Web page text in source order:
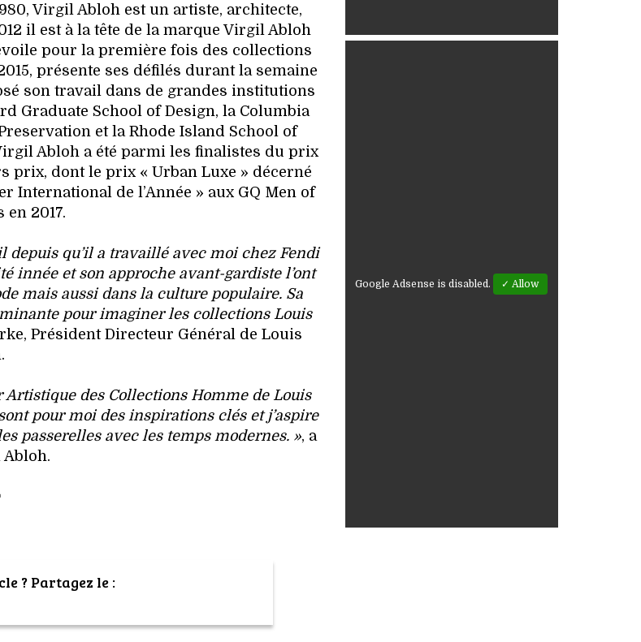
Virgil Abloh est un artiste, architecte,
il est à la tête de la marque Virgil Abloh
pour la première fois des collections
présente ses défilés durant la semaine
son travail dans de grandes institutions
Graduate School of Design, la Columbia
et la Rhode Island School of
Abloh a été parmi les finalistes du prix
prix, dont le prix « Urban Luxe » décerné
International de l’Année » aux GQ Men of
en 2017.
depuis qu’il a travaillé avec moi chez Fendi
innée et son approche avant-gardiste l’ont
mais aussi dans la culture populaire. Sa
pour imaginer les collections Louis
Président Directeur Général de Louis
Artistique des Collections Homme de Louis
pour moi des inspirations clés et j’aspire
passerelles avec les temps modernes. », a
? Partagez le :
Google Adsense is disabled. ✓ Allow